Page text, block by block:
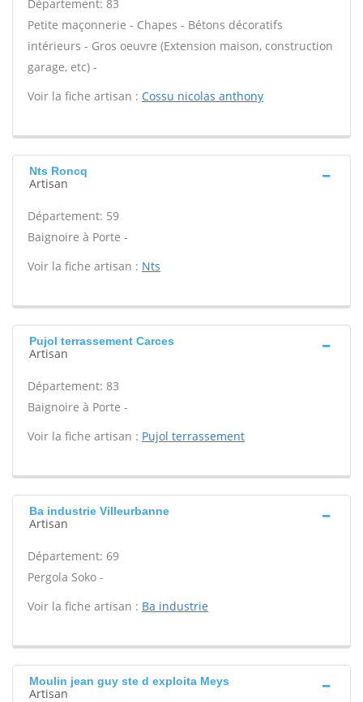
Département: 83
Petite maçonnerie - Chapes - Bétons décoratifs
intérieurs - Gros oeuvre (Extension maison, construction
garage, etc) -
Voir la fiche artisan : Cossu nicolas anthony
Nts Roncq
Artisan
Département: 59
Baignoire à Porte -
Voir la fiche artisan : Nts
Pujol terrassement Carces
Artisan
Département: 83
Baignoire à Porte -
Voir la fiche artisan : Pujol terrassement
Ba industrie Villeurbanne
Artisan
Département: 69
Pergola Soko -
Voir la fiche artisan : Ba industrie
Moulin jean guy ste d exploita Meys
Artisan